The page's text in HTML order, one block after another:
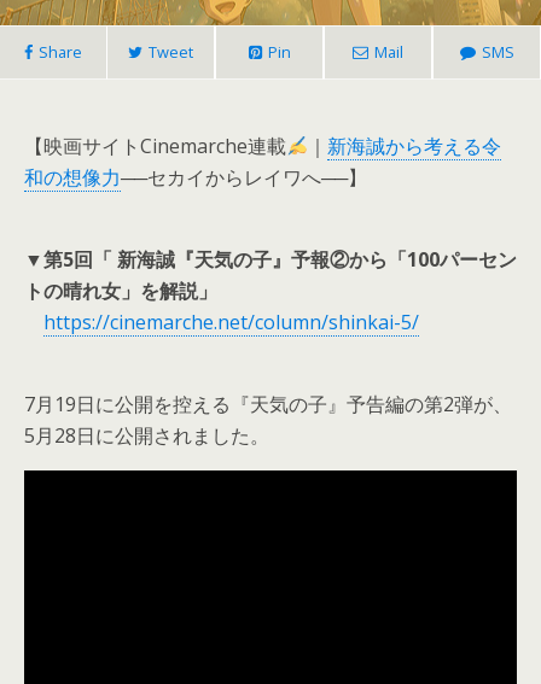
Share Tweet Pin Mail SMS
【映画サイトCinemarche連載 ｜ 新海誠から考える令
和の想像力──セカイからレイワへ──】
▼第5回「 新海誠『天気の子』予報②から「100パーセン
トの晴れ女」を解説」
https://cinemarche.net/column/shinkai-5/
7月19日に公開を控える『天気の子』予告編の第2弾が、
5月28日に公開されました。